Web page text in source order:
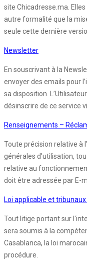
site Chicadresse.ma.
autre formalité que la
seule cette dernière
Newsletter
En souscrivant à la
envoyer des emails pour
sa disposition.
désinscrire de ce service
Renseignements –
Toute précision relative à
générales d’utilisation,
relative au
doit être adressée par E-
Loi applicable et
Tout litige portant sur
sera soumis à la
Casablanca, la loi
procédure.